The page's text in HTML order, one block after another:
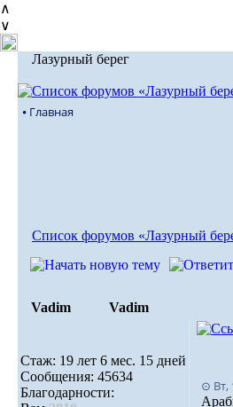
∧
∨
Лазурный берег
⦁ Главная
Список форумов «Лазурный
Vadim Vadim
Стаж: 19 лет 6 мес. 15 дней
Сообщения: 45634
Благодарности:
⊙ Вт,